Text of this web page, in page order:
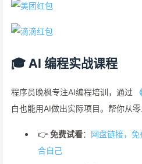
🎓 AI 编程实战课程
程序员晚枫专注AI编程培训，通过
白也能用AI做出实际项目。帮你从零
👉 免费试看： 网盘链接，
合自己